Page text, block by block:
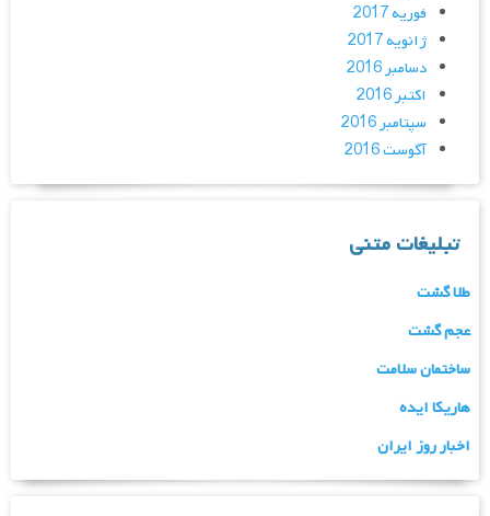
فوریه 2017
ژانویه 2017
دسامبر 2016
اکتبر 2016
سپتامبر 2016
آگوست 2016
تبلیغات متنی
طلا گشت
عجم گشت
ساختمان سلامت
هاریکا ایده
اخبار روز ایران